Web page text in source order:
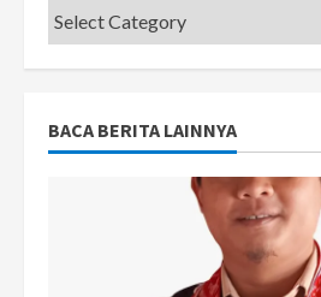
Categories
BACA BERITA LAINNYA